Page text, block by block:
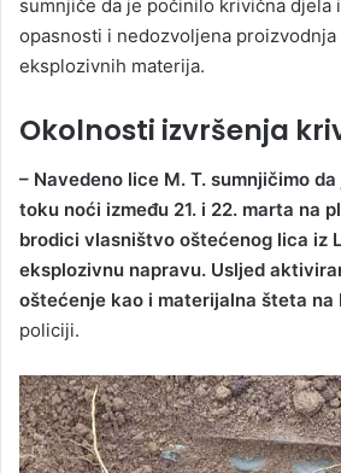
sumnjiče da je počinilo krivična djela
opasnosti i nedozvoljena
eksplozivnih materija.
Okolnosti izvršenja
– Navedeno lice M. T. sumnjičimo
toku noći između 21. i 22. marta na
brodici vlasništvo oštećenog lica iz
eksplozivnu napravu. Usljed
oštećenje kao i materijalna šteta na
policiji.